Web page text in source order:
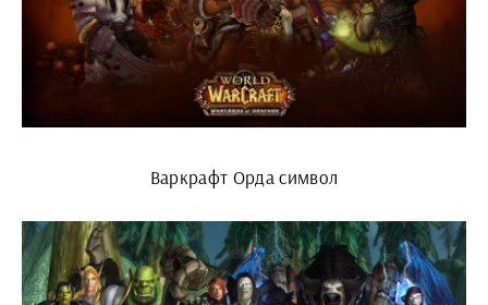
Варкрафт Орда символ